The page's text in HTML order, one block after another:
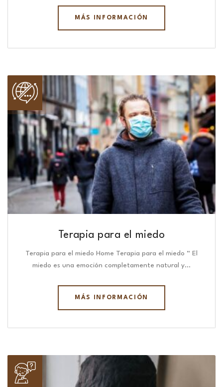
MÁS INFORMACIÓN
Terapia para el miedo
Terapia para el miedo Home Terapia para el miedo “ El
miedo es una emoción completamente natural y…
MÁS INFORMACIÓN